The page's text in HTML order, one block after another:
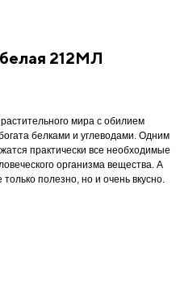
212МЛ
мира с обилием
белками и углеводами. Одним
практически все необходимые
организма вещества. А
полезно, но и очень вкусно.